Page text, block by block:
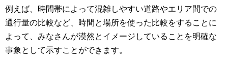
例えば、時間帯によって混雑しやすい道路やエリア間での
通行量の比較など、時間と場所を使った比較をすることに
よって、みなさんが漠然とイメージしていることを明確な
事象として示すことができます。